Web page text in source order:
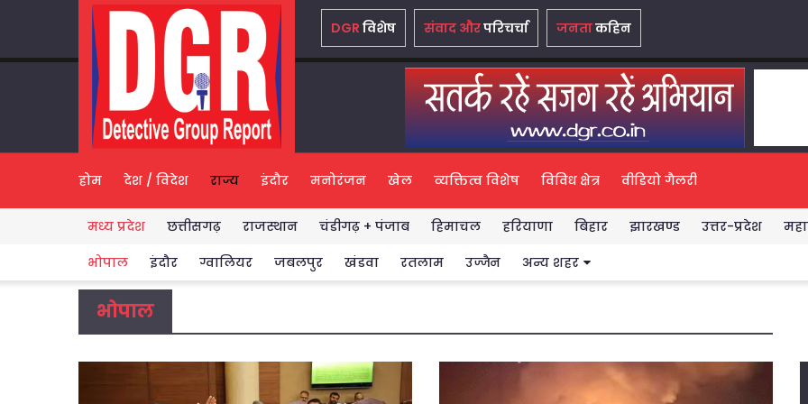
DGRविशेष संवाद औरपरिचर्चा जनताकहिन
होम देश / विदेश राज्य
मध्य प्रदेश
भोपाल
इंदौर ग्वालियर जबलपुर खंडवा रतलाम उज्जैन अन्य शहर
छत्तीसगढ़ राजस्थान चंडीगढ़ + पंजाब हिमाचल हरियाणा बिहार झारखण्ड उत्तर-प्रदेश
इंदौर मनोरंजन खेल व्यक्तित्व विशेष विविध क्षेत्र वीडियो गैलरी
मुझे विश्वास है कि ‘स्वार्थपरक राजनीति’ का यह
भोपाल